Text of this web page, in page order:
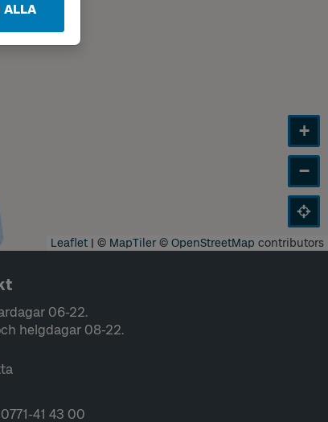
ALLA
+
−
Leaflet | © MapTiler© OpenStreetMap contributors
06-22.
helgdagar 08-22.
41 43 00